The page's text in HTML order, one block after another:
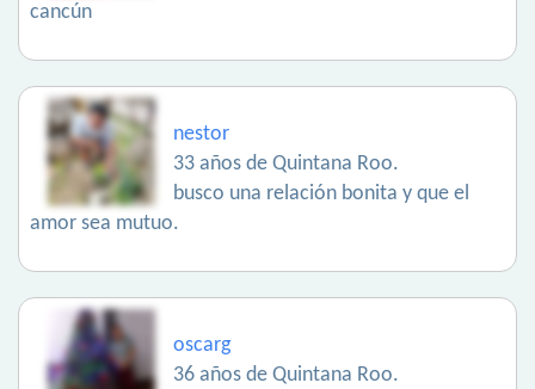
cancún
nestor
33 años de Quintana Roo.
busco una relación bonita y que el
amor sea mutuo.
oscarg
36 años de Quintana Roo.